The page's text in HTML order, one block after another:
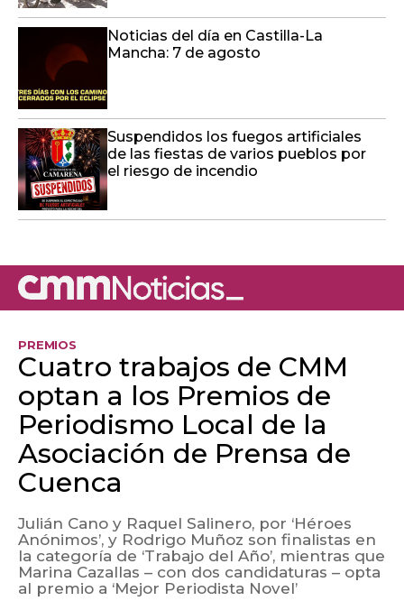
Noticias del día en Castilla-La
Mancha: 7 de agosto
Suspendidos los fuegos artificiales
de las fiestas de varios pueblos por
el riesgo de incendio
PREMIOS
Cuatro trabajos de CMM
optan a los Premios de
Periodismo Local de la
Asociación de Prensa de
Cuenca
Julián Cano y Raquel Salinero, por ‘Héroes
Anónimos’, y Rodrigo Muñoz son finalistas en
la categoría de ‘Trabajo del Año’, mientras que
Marina Cazallas – con dos candidaturas – opta
al premio a ‘Mejor Periodista Novel’